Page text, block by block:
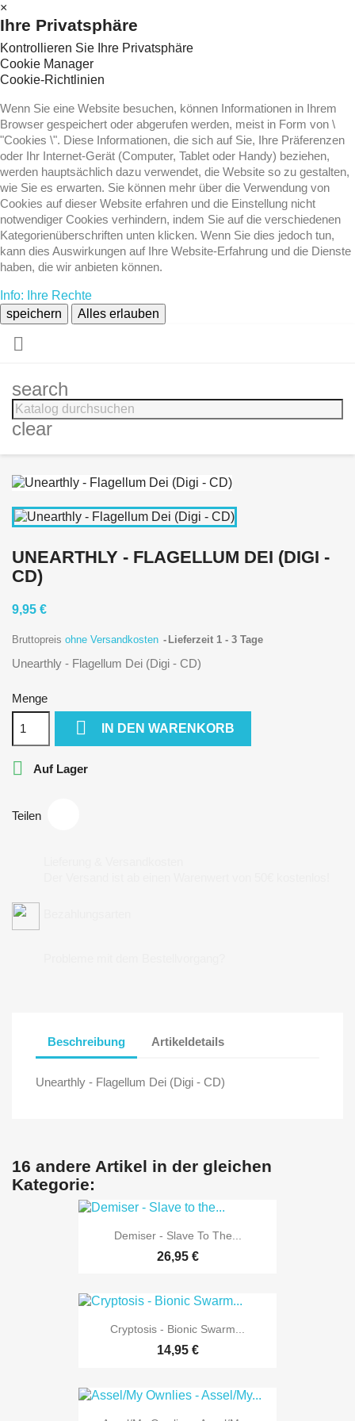
×
Ihre Privatsphäre
Kontrollieren Sie Ihre Privatsphäre
Cookie Manager
Cookie-Richtlinien
Wenn Sie eine Website besuchen, können Informationen in Ihrem
Browser gespeichert oder abgerufen werden, meist in Form von \
"Cookies \". Diese Informationen, die sich auf Sie, Ihre Präferenzen
oder Ihr Internet-Gerät (Computer, Tablet oder Handy) beziehen,
werden hauptsächlich dazu verwendet, die Website so zu gestalten,
wie Sie es erwarten. Sie können mehr über die Verwendung von
Cookies auf dieser Website erfahren und die Einstellung nicht
notwendiger Cookies verhindern, indem Sie auf die verschiedenen
Kategorienüberschriften unten klicken. Wenn Sie dies jedoch tun,
kann dies Auswirkungen auf Ihre Website-Erfahrung und die Dienste
haben, die wir anbieten können.
Info: Ihre Rechte
speichern
Alles erlauben

search
clear
UNEARTHLY - FLAGELLUM DEI (DIGI -
CD)
9,95 €
Bruttopreis ohne Versandkosten Lieferzeit 1 - 3 Tage
Unearthly - Flagellum Dei (Digi - CD)
Menge
 IN DEN WARENKORB
 Auf Lager
Teilen
Beschreibung Artikeldetails
Unearthly - Flagellum Dei (Digi - CD)
16 andere Artikel in der gleichen
Kategorie:
Demiser - Slave To The...
26,95 €
Cryptosis - Bionic Swarm...
14,95 €